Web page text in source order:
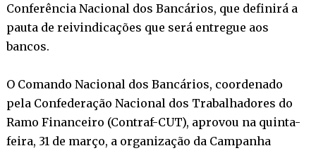
Conferência Nacional dos Bancários, que definirá a
pauta de reivindicações que será entregue aos
bancos.
O Comando Nacional dos Bancários, coordenado
pela Confederação Nacional dos Trabalhadores do
Ramo Financeiro (Contraf-CUT), aprovou na quinta-
feira, 31 de março, a organização da Campanha